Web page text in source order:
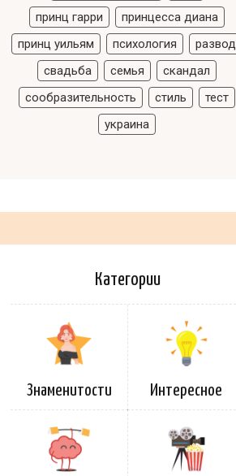
принц гарри
принцесса диана
принц уильям
психология
развод
свадьба
семья
скандал
сообразительность
стиль
тест
украина
Категории
Знаменитости Интересное